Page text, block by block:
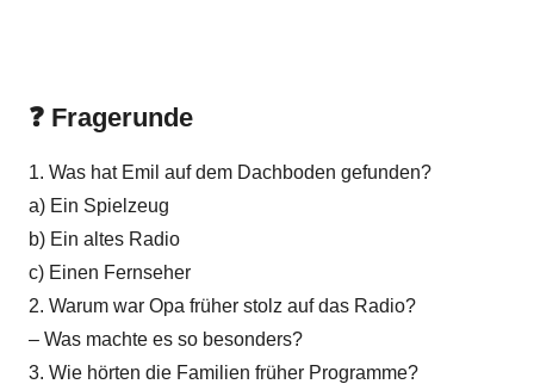
❓ Fragerunde
1. Was hat Emil auf dem Dachboden gefunden?
a) Ein Spielzeug
b) Ein altes Radio
c) Einen Fernseher
2. Warum war Opa früher stolz auf das Radio?
– Was machte es so besonders?
3. Wie hörten die Familien früher Programme?